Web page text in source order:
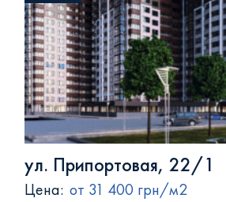
ул. Припортовая, 22/1
Цена: от 31 400 грн/м2